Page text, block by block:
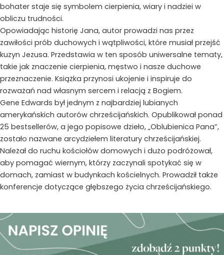
bohater staje się symbolem cierpienia, wiary i nadziei w
obliczu trudności.
Opowiadając historię Jana, autor prowadzi nas przez
zawiłości prób duchowych i wątpliwości, które musiał przejść
kuzyn Jezusa. Przedstawia w ten sposób uniwersalne tematy,
takie jak znaczenie cierpienia, męstwo i nasze duchowe
przeznaczenie. Książka przynosi ukojenie i inspiruje do
rozważań nad własnym sercem i relacją z Bogiem.
Gene Edwards był jednym z najbardziej lubianych
amerykańskich autorów chrześcijańskich. Opublikował ponad
25 bestsellerów, a jego popisowe dzieło, „Oblubienica Pana”,
zostało nazwane arcydziełem literatury chrześcijańskiej.
Należał do ruchu kościołów domowych i dużo podróżował,
aby pomagać wiernym, którzy zaczynali spotykać się w
domach, zamiast w budynkach kościelnych. Prowadził także
konferencje dotyczące głębszego życia chrześcijańskiego.